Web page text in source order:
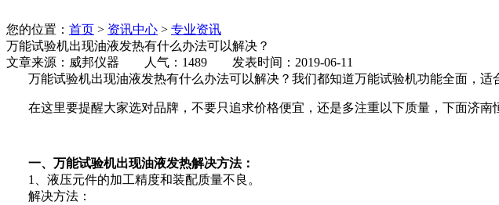
您的位置： 首页 > 资讯中心 > 专业资讯
万能试验机出现油液发热有什么办法可以解决？
文章来源：威邦仪器 人气：1489 发表时间：2019-06-11
万能试验机出现油液发热有什么办法可以解决？我们都知道万能试验机功能全面，适
在这里要提醒大家选对品牌，不要只追求价格便宜，还是多注重以下质量，下面济南
一、万能试验机出现油液发热解决方法：
1、液压元件的加工精度和装配质量不良。
解决方法：